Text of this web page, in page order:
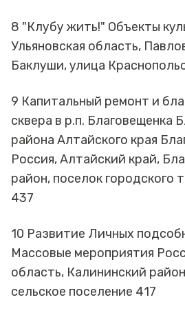
8 "Клубу жить!" Объекты
Ульяновская область,
Баклуши, улица
9 Капитальный ремонт и
сквера в р.п. Благовещенка
района Алтайского края
Россия, Алтайский край,
район, поселок городского
437
10 Развитие Личных
Массовые мероприятия
область, Калининский
сельское поселение 417